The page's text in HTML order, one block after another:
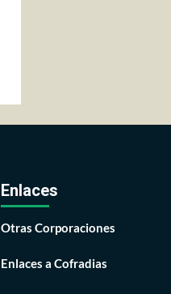
Enlaces
Otras Corporaciones
Enlaces a Cofradias